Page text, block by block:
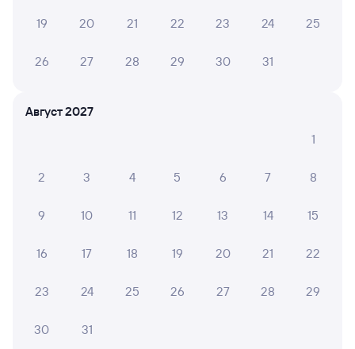
Стоимость жд билета на поезд Ряжск-1 — Орша-
Центральная в плацкартном вагоне около
7 801 рубль.
Способы оплаты
Центральную
19 20 21 22 23 24 25
26 27 28 29 30 31
Август 2027
1
2 3 4 5 6 7 8
9 10 11 12 13 14 15
16 17 18 19 20 21 22
23 24 25 26 27 28 29
30 31